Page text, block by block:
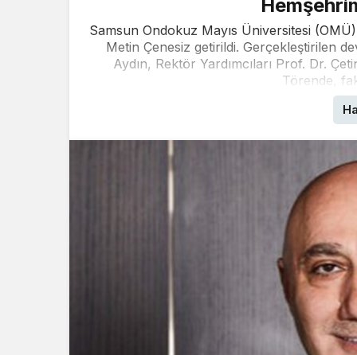
Samsun Ondokuz Mayıs Üniversitesi
Metin Çenesiz getirildi. Gerçekleştirilen
Aydın, Rektör Yardımcıları Prof. Dr.
Törende,